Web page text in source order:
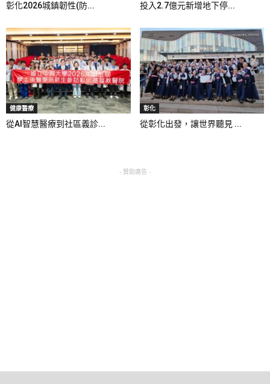
彰化2026城鎮韌性(防... 投入2.7億元新增地下停...
健康醫療
從AI智慧醫療到社區義診...
彰化
從彰化出發，讓世界聽見 ...
- 贊助廣告 -